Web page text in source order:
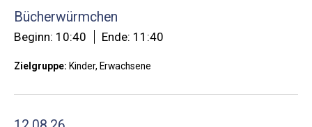
Bücherwürmchen
Beginn: 10:40 Ende: 11:40
Zielgruppe: Kinder, Erwachsene